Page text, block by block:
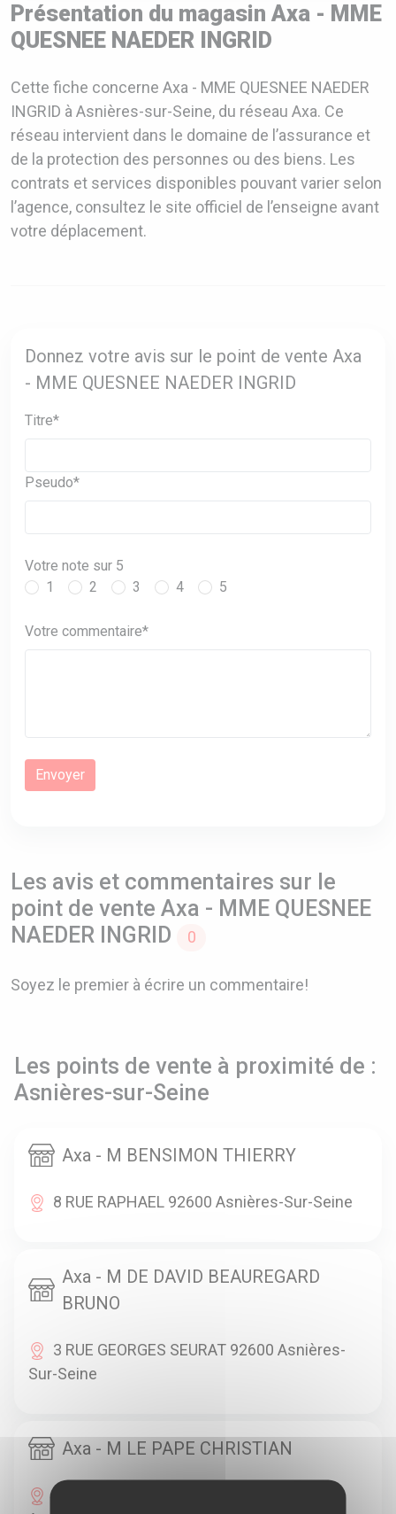
Présentation du magasin Axa - MME
QUESNEE NAEDER INGRID
Cette fiche concerne Axa - MME QUESNEE NAEDER
INGRID à Asnières-sur-Seine, du réseau Axa. Ce
réseau intervient dans le domaine de l’assurance et
de la protection des personnes ou des biens. Les
contrats et services disponibles pouvant varier selon
l’agence, consultez le site officiel de l’enseigne avant
votre déplacement.
Donnez votre avis sur le point de vente Axa
- MME QUESNEE NAEDER INGRID
Titre*
Pseudo*
Votre note sur 5
1
2 3 4 5
Votre commentaire*
Les avis et commentaires sur le
point de vente Axa - MME QUESNEE
NAEDER INGRID
0
Soyez le premier à écrire un commentaire!
Les points de vente à proximité de :
Asnières-sur-Seine
Axa - M BENSIMON THIERRY
8 RUE RAPHAEL 92600 Asnières-Sur-Seine
Axa - M DE DAVID BEAUREGARD
BRUNO
3 RUE GEORGES SEURAT 92600 Asnières-
Sur-Seine
Axa - M LE PAPE CHRISTIAN